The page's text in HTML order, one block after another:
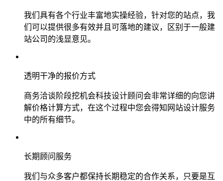
我们具有各个行业丰富地实操经验，针对您的站点，我
们可以提供很多有效并且可落地的建议，区别于一般建
站公司的浅显意见。
透明干净的报价方式
商务洽谈阶段挖机会科技设计顾问会非常详细的向您讲
解价格计算方式，在这个过程中您会得知网站设计服务
中的所有细节。
长期顾问服务
我们与众多客户都保持长期稳定的合作关系，只要是互